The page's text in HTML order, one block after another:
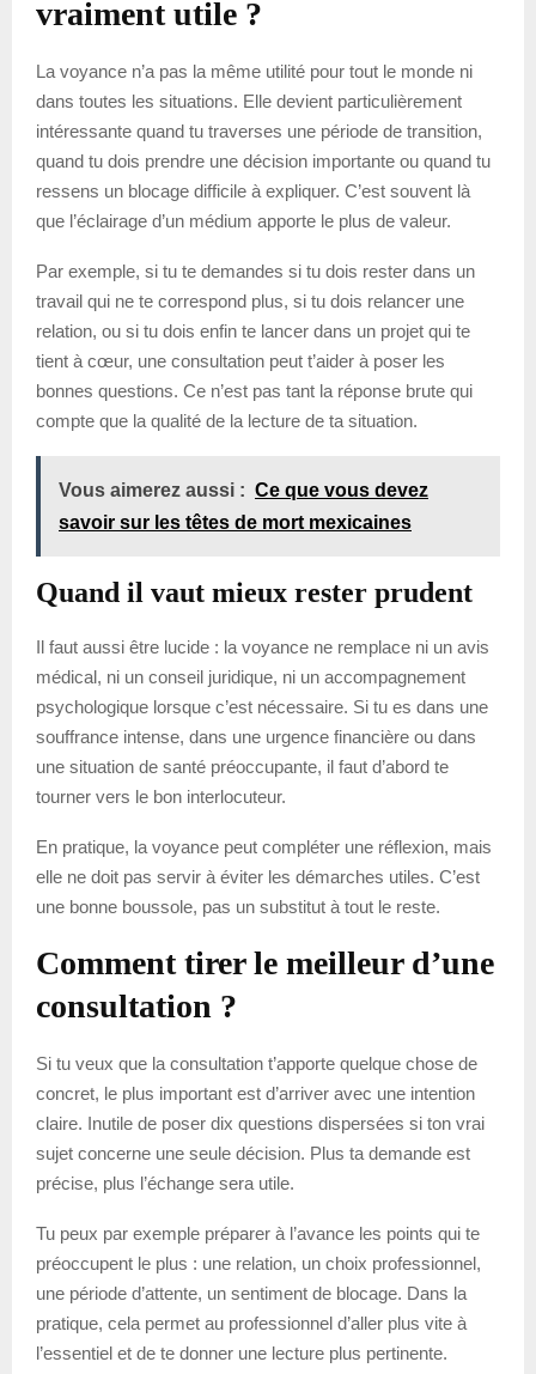
vraiment utile ?
La voyance n’a pas la même utilité pour tout le monde ni
dans toutes les situations. Elle devient particulièrement
intéressante quand tu traverses une période de transition,
quand tu dois prendre une décision importante ou quand tu
ressens un blocage difficile à expliquer. C’est souvent là
que l’éclairage d’un médium apporte le plus de valeur.
Par exemple, si tu te demandes si tu dois rester dans un
travail qui ne te correspond plus, si tu dois relancer une
relation, ou si tu dois enfin te lancer dans un projet qui te
tient à cœur, une consultation peut t’aider à poser les
bonnes questions. Ce n’est pas tant la réponse brute qui
compte que la qualité de la lecture de ta situation.
Vous aimerez aussi : Ce que vous devez
savoir sur les têtes de mort mexicaines
Quand il vaut mieux rester prudent
Il faut aussi être lucide : la voyance ne remplace ni un avis
médical, ni un conseil juridique, ni un accompagnement
psychologique lorsque c’est nécessaire. Si tu es dans une
souffrance intense, dans une urgence financière ou dans
une situation de santé préoccupante, il faut d’abord te
tourner vers le bon interlocuteur.
En pratique, la voyance peut compléter une réflexion, mais
elle ne doit pas servir à éviter les démarches utiles. C’est
une bonne boussole, pas un substitut à tout le reste.
Comment tirer le meilleur d’une
consultation ?
Si tu veux que la consultation t’apporte quelque chose de
concret, le plus important est d’arriver avec une intention
claire. Inutile de poser dix questions dispersées si ton vrai
sujet concerne une seule décision. Plus ta demande est
précise, plus l’échange sera utile.
Tu peux par exemple préparer à l’avance les points qui te
préoccupent le plus : une relation, un choix professionnel,
une période d’attente, un sentiment de blocage. Dans la
pratique, cela permet au professionnel d’aller plus vite à
l’essentiel et de te donner une lecture plus pertinente.